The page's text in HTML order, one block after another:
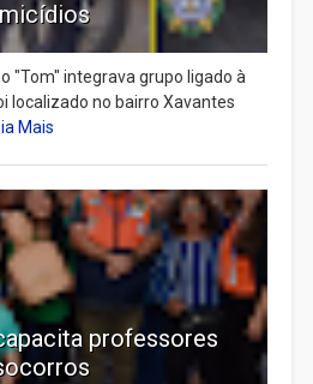
"Tom" integrava grupo ligado à
localizado no bairro Xavantes
Mais
professores